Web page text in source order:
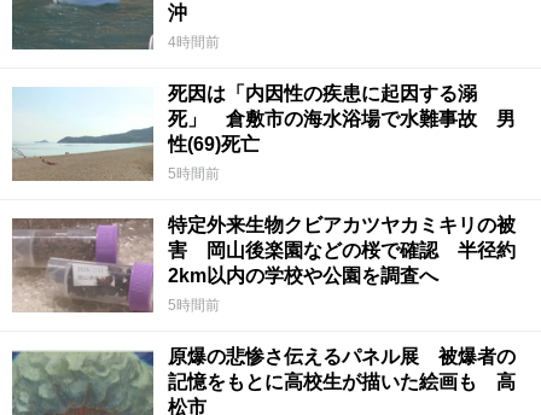
沖
4時間前
死因は「内因性の疾患に起因する溺
死」 倉敷市の海水浴場で水難事故 男
性(69)死亡
5時間前
特定外来生物クビアカツヤカミキリの被
害 岡山後楽園などの桜で確認 半径約
2km以内の学校や公園を調査へ
5時間前
原爆の悲惨さ伝えるパネル展 被爆者の
記憶をもとに高校生が描いた絵画も 高
松市